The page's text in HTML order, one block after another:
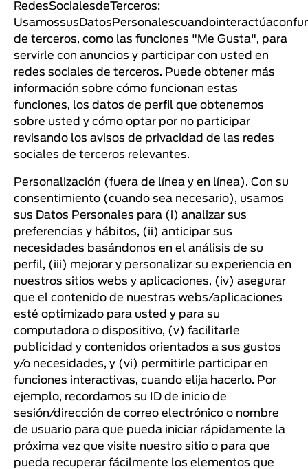
RedesSocialesdeTerceros:
de terceros, como las funciones "Me Gusta", para
servirle con anuncios y participar con usted en
redes sociales de terceros. Puede obtener más
información sobre cómo funcionan estas
funciones, los datos de perfil que obtenemos
sobre usted y cómo optar por no participar
revisando los avisos de privacidad de las redes
sociales de terceros relevantes.
Personalización (fuera de línea y en línea). Con su
consentimiento (cuando sea necesario), usamos
sus Datos Personales para (i) analizar sus
preferencias y hábitos, (ii) anticipar sus
necesidades basándonos en el análisis de su
perfil, (iii) mejorar y personalizar su experiencia en
nuestros sitios webs y aplicaciones, (iv) asegurar
que el contenido de nuestras webs/aplicaciones
esté optimizado para usted y para su
computadora o dispositivo, (v) facilitarle
publicidad y contenidos orientados a sus gustos
y/o necesidades, y (vi) permitirle participar en
funciones interactivas, cuando elija hacerlo. Por
ejemplo, recordamos su ID de inicio de
sesión/dirección de correo electrónico o nombre
de usuario para que pueda iniciar rápidamente la
próxima vez que visite nuestro sitio o para que
pueda recuperar fácilmente los elementos que